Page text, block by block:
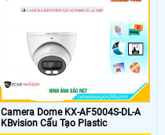
Camera Dome KX-AF5004S-DL-A
KBvision Cấu Tạo Plastic